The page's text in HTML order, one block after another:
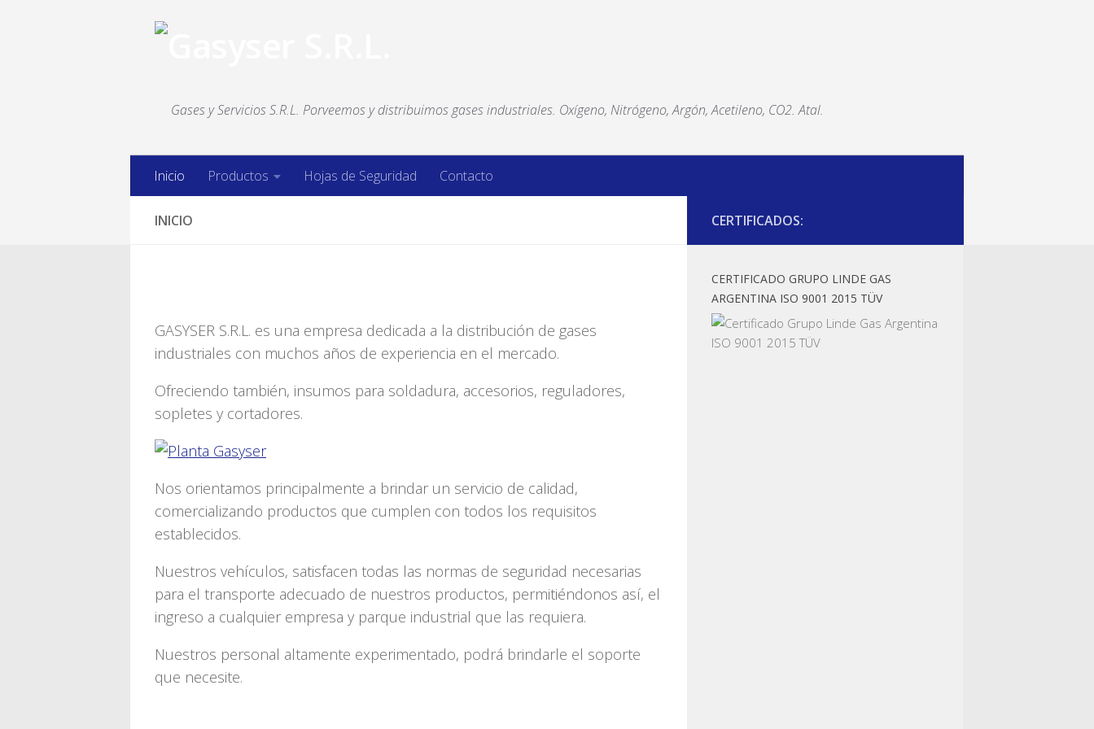
Gases y Servicios S.R.L. Porveemos y distribuimos gases industriales. Oxígeno, Nitrógeno, Argón, Acetileno, CO2. Atal.
Inicio Productos Hojas de Seguridad Contacto
INICIO
GASYSER S.R.L. es una empresa dedicada a la distribución de gases
industriales con muchos años de experiencia en el mercado.
Ofreciendo también, insumos para soldadura, accesorios, reguladores,
sopletes y cortadores.
Nos orientamos principalmente a brindar un servicio de calidad,
comercializando productos que cumplen con todos los requisitos
establecidos.
Nuestros vehículos, satisfacen todas las normas de seguridad necesarias
para el transporte adecuado de nuestros productos, permitiéndonos así, el
ingreso a cualquier empresa y parque industrial que las requiera.
Nuestros personal altamente experimentado, podrá brindarle el soporte
que necesite.
CERTIFICADOS:
CERTIFICADO GRUPO LINDE GAS
ARGENTINA ISO 9001 2015 TÜV